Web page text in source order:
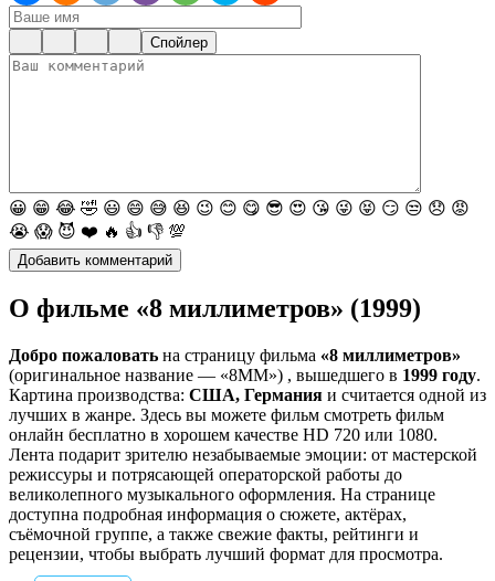
Спойлер
😀 😁 😂 🤣 😃 😄 😅 😆 😉 😊 😋 😎 😍 😘 😜 😝 😏 😒 😞 😡
😭 😱 😈 ❤️ 🔥 👍 👎 💯
О фильме «8 миллиметров» (1999)
Добро пожаловать на страницу фильма «8 миллиметров»
(оригинальное название — «8MM») , вышедшего в 1999 году.
Картина производства: США, Германия и считается одной из
лучших в жанре. Здесь вы можете фильм смотреть фильм
онлайн бесплатно в хорошем качестве HD 720 или 1080.
Лента подарит зрителю незабываемые эмоции: от мастерской
режиссуры и потрясающей операторской работы до
великолепного музыкального оформления. На странице
доступна подробная информация о сюжете, актёрах,
съёмочной группе, а также свежие факты, рейтинги и
рецензии, чтобы выбрать лучший формат для просмотра.